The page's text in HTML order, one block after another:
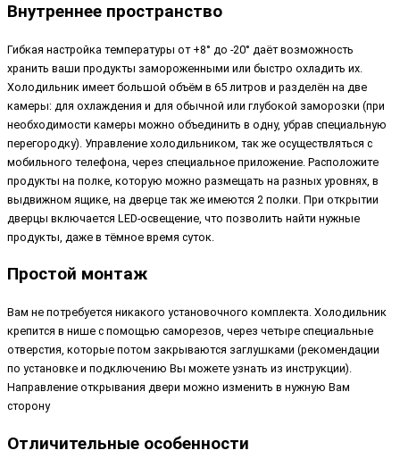
Внутреннее пространство
Гибкая настройка температуры от +8° до -20° даёт возможность
хранить ваши продукты замороженными или быстро охладить их.
Холодильник имеет большой объём в 65 литров и разделён на две
камеры: для охлаждения и для обычной или глубокой заморозки (при
необходимости камеры можно объединить в одну, убрав специальную
перегородку). Управление холодильником, так же осуществляться с
мобильного телефона, через специальное приложение. Расположите
продукты на полке, которую можно размещать на разных уровнях, в
выдвижном ящике, на дверце так же имеются 2 полки. При открытии
дверцы включается LED-освещение, что позволить найти нужные
продукты, даже в тёмное время суток.
Простой монтаж
Вам не потребуется никакого установочного комплекта. Холодильник
крепится в нише с помощью саморезов, через четыре специальные
отверстия, которые потом закрываются заглушками (рекомендации
по установке и подключению Вы можете узнать из инструкции).
Направление открывания двери можно изменить в нужную Вам
сторону
Отличительные особенности